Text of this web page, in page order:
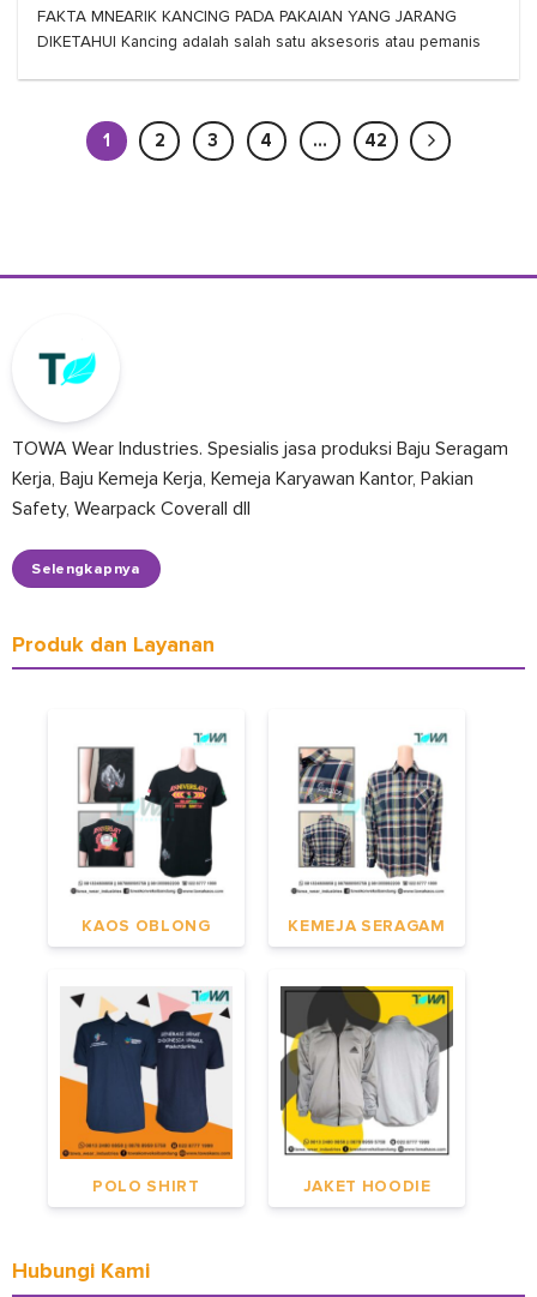
FAKTA MNEARIK KANCING PADA PAKAIAN YANG JARANG
DIKETAHUI Kancing adalah salah satu aksesoris atau pemanis
1 2 3 4 … 42
TOWA Wear Industries. Spesialis jasa produksi Baju Seragam
Kerja, Baju Kemeja Kerja, Kemeja Karyawan Kantor, Pakian
Safety, Wearpack Coverall dll
Selengkapnya
Produk dan Layanan
KAOS OBLONG KEMEJA SERAGAM
POLO SHIRT JAKET HOODIE
Hubungi Kami